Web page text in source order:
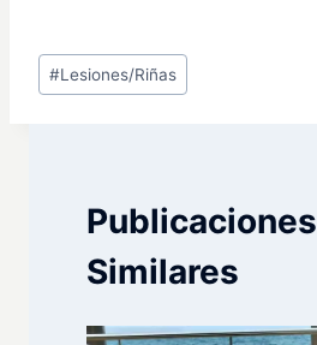
Etiquetas
de
#Lesiones/Riñas
Publicaciones
Similares